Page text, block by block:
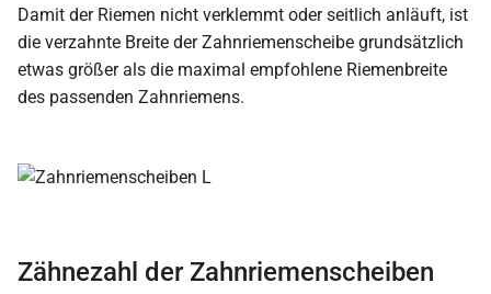
Damit der Riemen nicht verklemmt oder seitlich anläuft, ist
die verzahnte Breite der Zahnriemenscheibe grundsätzlich
etwas größer als die maximal empfohlene Riemenbreite
des passenden Zahnriemens.
Zähnezahl der Zahnriemenscheiben